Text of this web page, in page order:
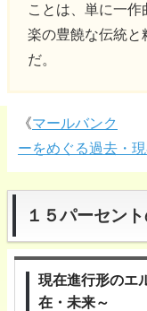
ことは、単に一
楽の豊饒な伝統と
だ。
《マールバンク
ーをめぐる過去・
１５パーセン
現在進行形のエ
在・未来～